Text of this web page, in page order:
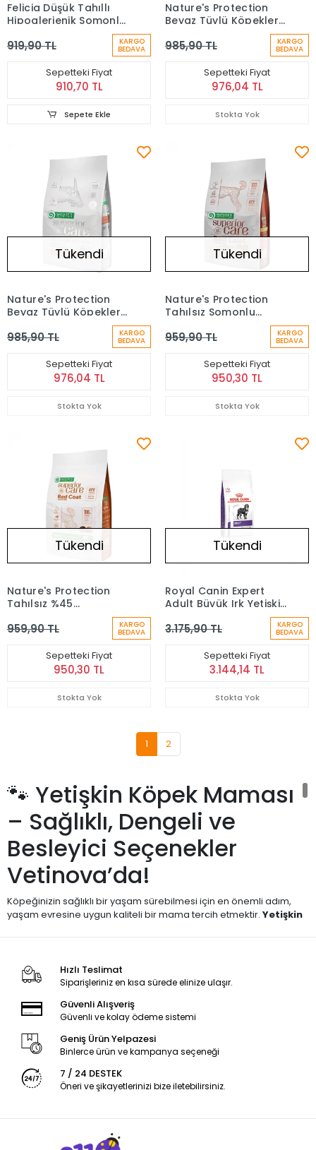
Felicia Düşük Tahıllı
Hipoalerjenik Somonlu
Köpek Maması 3 Kg
919,90 TL KARGO
BEDAVA
Sepetteki Fiyat
910,70 TL
Sepete Ekle
Nature's Protection
Beyaz Tüylü Köpekler
İçin Kuzu Etli Küçük Irk
Yetişkin Köpek Maması
985,90 TL KARGO
BEDAVA
Sepetteki Fiyat
976,04 TL
Stokta Yok
Tükendi
Nature's Protection
Beyaz Tüylü Köpekler
İçin Tahılsız Somonlu
Küçük Irk Yetişkin
Köpek Maması (1,5 Kg)
985,90 TL KARGO
BEDAVA
Sepetteki Fiyat
976,04 TL
Stokta Yok
Tükendi
Nature's Protection
Tahılsız Somonlu
Küçük Irk Kızıl Yetişkin
Köpek Maması (1,5 kg)
959,90 TL KARGO
BEDAVA
Sepetteki Fiyat
950,30 TL
Stokta Yok
Tükendi
Nature's Protection
Tahılsız %45
Hayvansal Proteinli Ve
Kuzu Etli Küçük Irk Kızıl
Yetişkin Köpek Maması
(1,5 Kg)
959,90 TL KARGO
BEDAVA
Sepetteki Fiyat
950,30 TL
Stokta Yok
Tükendi
Royal Canin Expert
Adult Büyük Irk Yetişkin
Köpek Maması 13 kg
3.175,90 TL KARGO
BEDAVA
Sepetteki Fiyat
3.144,14 TL
Stokta Yok
1 2
🐾 Yetişkin Köpek Maması
– Sağlıklı, Dengeli ve
Besleyici Seçenekler
Vetinova’da!
Köpeğinizin sağlıklı bir yaşam sürebilmesi için en önemli adım,
yaşam evresine uygun kaliteli bir mama tercih etmektir. Yetişkin
kaliteli proteinlerle ve sağlıklı sindirimi destekleyen liflerle
zenginleştirilmiştir.
Vetinova Pet Market olarak, her ırktan ve boyuttan yetişkin köpeğe
uygun, yüksek kaliteli kuru mama çeşitlerini sizlere sunuyoruz.
Geniş marka yelpazemiz sayesinde köpeğinizin damak zevkine
ve özel beslenme ihtiyaçlarına en uygun ürünü kolayca
🐶 Hangi Köpekler İçin
Uygundur?
Hızlı Teslimat
Siparişleriniz en kısa sürede elinize ulaşır.
Güvenli Alışveriş
Güvenli ve kolay ödeme sistemi
Geniş Ürün Yelpazesi
Binlerce ürün ve kampanya seçeneği
7 / 24 DESTEK
Öneri ve şikayetlerinizi bize iletebilirsiniz.